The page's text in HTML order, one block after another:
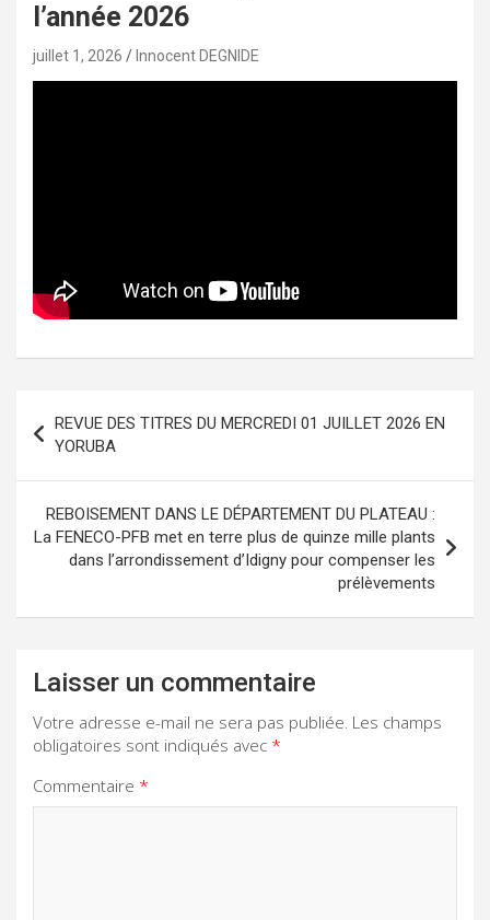
l’année 2026
juillet 1, 2026 Innocent DEGNIDE
de
l’article
REVUE DES TITRES DU MERCREDI 01 JUILLET 2026 EN
YORUBA
REBOISEMENT DANS LE DÉPARTEMENT DU PLATEAU :
La FENECO-PFB met en terre plus de quinze mille plants
dans l’arrondissement d’Idigny pour compenser les
prélèvements
Laisser un commentaire
Votre adresse e-mail ne sera pas publiée. Les champs
obligatoires sont indiqués avec *
Commentaire *